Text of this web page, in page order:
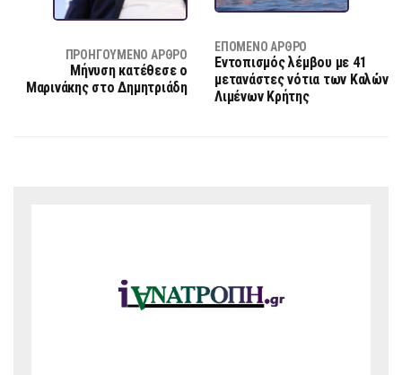
ΠΡΟΗΓΟΎΜΕΝΟ ΆΡΘΡΟ
Μήνυση κατέθεσε ο
Μαρινάκης στο Δημητριάδη
ΕΠΌΜΕΝΟ ΆΡΘΡΟ
Εντοπισμός λέμβου με 41
μετανάστες νότια των Καλών
Λιμένων Κρήτης